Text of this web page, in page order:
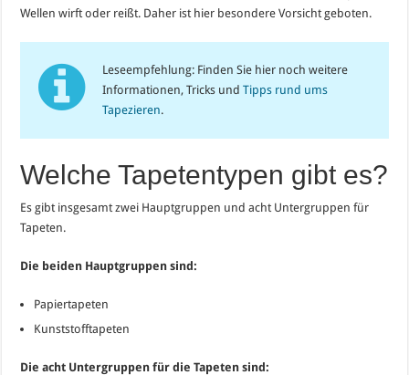
Wellen wirft oder reißt. Daher ist hier besondere Vorsicht geboten.
Leseempfehlung: Finden Sie hier noch weitere
Informationen, Tricks undTipps rund ums
Tapezieren.
Welche Tapetentypen gibt es?
Es gibt insgesamt zwei Hauptgruppen und acht Untergruppen für
Tapeten.
Die beiden Hauptgruppen sind:
Papiertapeten
Kunststofftapeten
Die acht Untergruppen für die Tapeten sind: